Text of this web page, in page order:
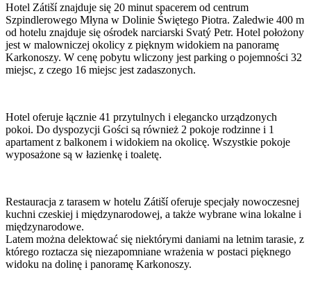
Hotel Zátiší znajduje się 20 minut spacerem od centrum
Szpindlerowego Młyna w Dolinie Świętego Piotra. Zaledwie 400 m
od hotelu znajduje się ośrodek narciarski Svatý Petr. Hotel położony
jest w malowniczej okolicy z pięknym widokiem na panoramę
Karkonoszy. W cenę pobytu wliczony jest parking o pojemności 32
miejsc, z czego 16 miejsc jest zadaszonych.
Hotel oferuje łącznie 41 przytulnych i elegancko urządzonych
pokoi. Do dyspozycji Gości są również 2 pokoje rodzinne i 1
apartament z balkonem i widokiem na okolicę. Wszystkie pokoje
wyposażone są w łazienkę i toaletę.
Restauracja z tarasem w hotelu Zátiší oferuje specjały nowoczesnej
kuchni czeskiej i międzynarodowej, a także wybrane wina lokalne i
międzynarodowe.
Latem można delektować się niektórymi daniami na letnim tarasie, z
którego roztacza się niezapomniane wrażenia w postaci pięknego
widoku na dolinę i panoramę Karkonoszy.